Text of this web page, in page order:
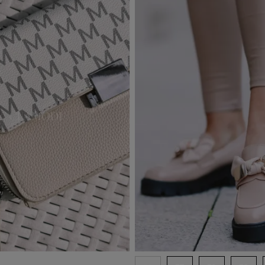
to basket Add to basket
Out-of-Stock